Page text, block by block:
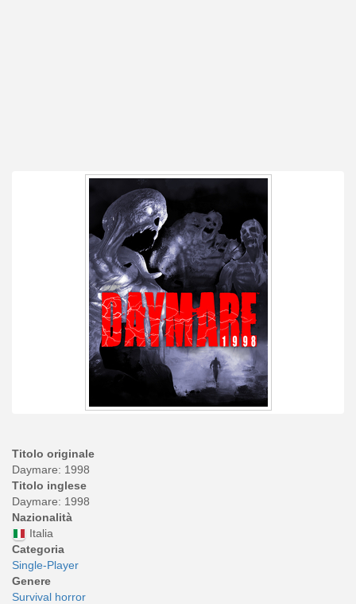
Titolo originale
Daymare: 1998
Titolo inglese
Daymare: 1998
Nazionalità
Italia
Categoria
Single-Player
Genere
Survival horror